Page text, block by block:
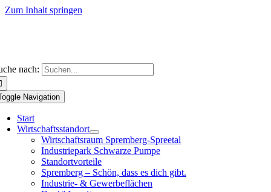
Zum Inhalt springen
nach:
Navigation
Start
Wirtschaftsstandort
Wirtschaftsraum Spremberg-Spreetal
Industriepark Schwarze Pumpe
Standortvorteile
Spremberg – Schön, dass es dich gibt.
Industrie- & Gewerbeflächen